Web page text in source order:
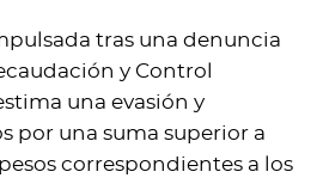
tras una denuncia
y Control
una evasión y
por una suma superior a
correspondientes a los